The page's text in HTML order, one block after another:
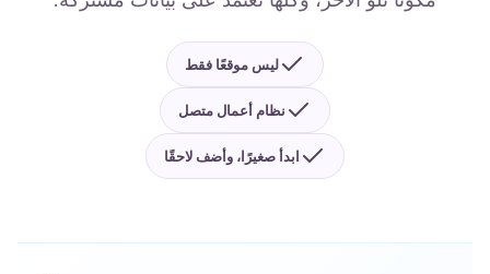
ليس موقعًا فقط
نظام أعمال متصل
ابدأ صغيرًا، وأضف لاحقًا